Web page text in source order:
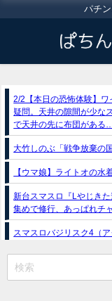
パチ
2/2【本日の恐怖体験】
疑問。天井の隙間が少な
で天井の先に布団がある…
大竹しのぶ「戦争放棄の
【ウマ娘】ライトオの水
新台スマスロ『Lやじき
集めで修行、あっぱれチ
スマスロバジリスク4（ア
e獣王-獅子の一撃-｜スペ
新台パチンコ『e魔女と